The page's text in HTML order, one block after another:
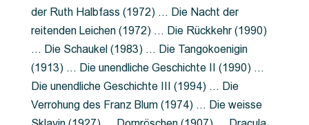
der Ruth Halbfass (1972) … Die Nacht der
reitenden Leichen (1972) … Die Rückkehr (1990)
… Die Schaukel (1983) … Die Tangokoenigin
(1913) … Die unendliche Geschichte II (1990) …
Die unendliche Geschichte III (1994) … Die
Verrohung des Franz Blum (1974) … Die weisse